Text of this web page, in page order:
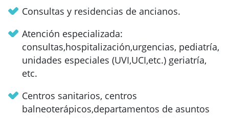
Consultas y residencias de ancianos.
Atención especializada:
consultas,hospitalización,urgencias, pediatría,
unidades especiales (UVI,UCI,etc.) geriatría,
etc.
Centros sanitarios, centros
balneoterápicos,departamentos de asuntos